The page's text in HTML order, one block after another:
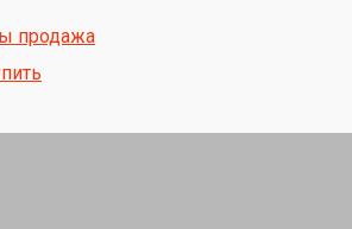
продажа